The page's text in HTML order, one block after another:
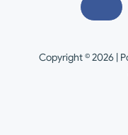
Copyright © 2026 |